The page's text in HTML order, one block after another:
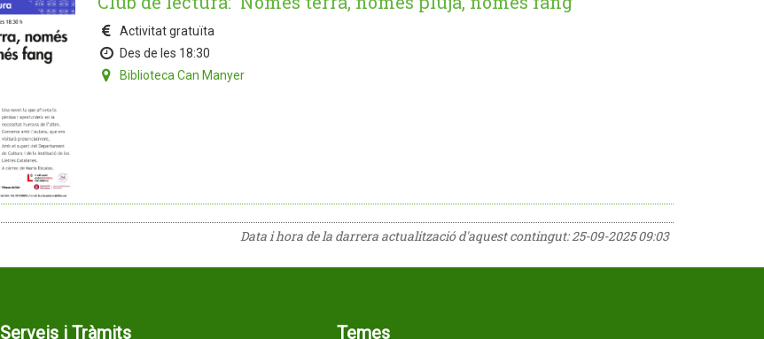
Activitat gratuïta
Des de les 18:30
Biblioteca Can Manyer
Data i hora de la darrera actualització d'aquest contingut:25-09-2025 09:03
Serveis i Tràmits Temes